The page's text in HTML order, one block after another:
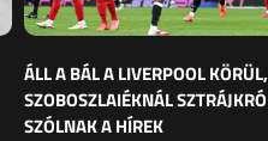
ÁLL A BÁL A LIVERPOOL KÖRÜL,
SZOBOSZLAIÉKNÁL
SZÓLNAK A HÍREK